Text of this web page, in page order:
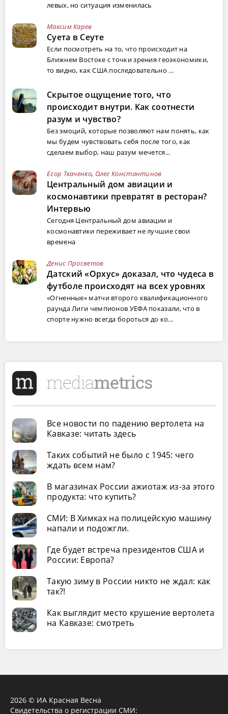
левых, но ситуация изменилась
Максим Карев
Суета в Сеуте
Если посмотреть на то, что происходит на
Ближнем Востоке с точки зрения геоэкономики,
то видно, как США последовательно ...
Скрытое ощущение того, что
происходит внутри. Как соотнести
разум и чувство?
Без эмоций, которые позволяют нам понять, как
мы будем чувствовать себя после того, как
сделаем выбор, наш разум мечется...
Егор Ткаченко, Олег Константинов
Центральный дом авиации и
космонавтики превратят в ресторан?
Интервью
Сегодня Центральный дом авиации и
космонавтики переживает не лучшие свои
времена
Денис Просветов
Датский «Орхус» доказал, что чудеса в
футболе происходят на всех уровнях
«Огненные» матчи второго квалификационного
раунда Лиги чемпионов УЕФА показали, что в
спорте нужно всегда бороться до ко...
Все новости по падению вертолета на
Кавказе: читать здесь
Таких событий не было с 1945: чего
ждать всем нам?
В магазинах России ажиотаж из-за этого
продукта: что купить?
СМИ: В Химках на полицейскую машину
напали и подожгли.
Где будет встреча президентов США и
России: Европа?
Такую зиму в России никто не ждал: как
так?!
Как выглядит место крушение вертолета
на Кавказе: смотреть
2026 © ИА Красная Весна
Свидетельства о регистрации СМИ: